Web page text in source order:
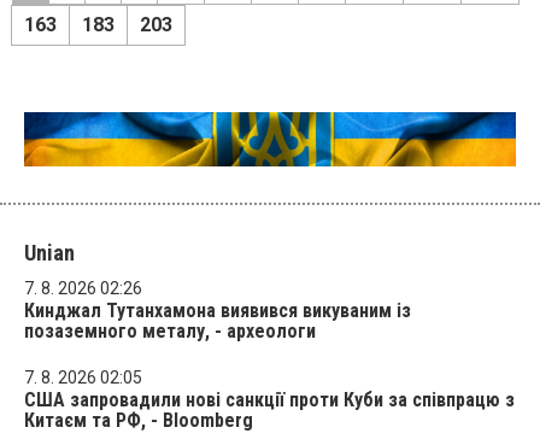
163
183 203
Unian
7. 8. 2026 02:26
Кинджал Тутанхамона виявився викуваним із
позаземного металу, - археологи
7. 8. 2026 02:05
США запровадили нові санкції проти Куби за співпрацю з
Китаєм та РФ, - Bloomberg